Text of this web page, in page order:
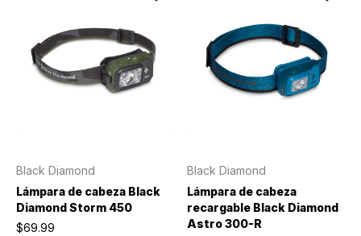
Black Diamond
Lámpara de cabeza Black
Diamond Storm 450
$69.99
Black Diamond
Lámpara de cabeza
recargable Black Diamond
Astro 300-R